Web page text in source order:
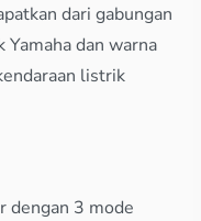
dari gabungan
dan warna
listrik
dengan 3 mode